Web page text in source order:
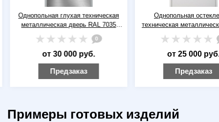
Однопольная глухая техническая
металлическая дверь RAL 7035
(серая) с широким отбойником
0
от 30 000 руб.
Предзаказ
Однопольная
техническая
RAL 9016 (белая)
от 25 000 руб.
Предзаказ
Примеры готовых изделий